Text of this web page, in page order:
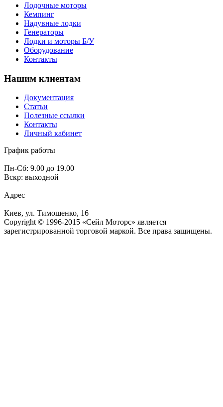
Лодочные моторы
Кемпинг
Надувные лодки
Генераторы
Лодки и моторы Б/У
Оборудование
Контакты
Нашим клиентам
Документация
Статьи
Полезные ссылки
Контакты
Личный кабинет
График работы
Пн-Сб: 9.00 до 19.00
Вскр: выходной
Адрес
Киев, ул. Тимошенко, 16
Copyright © 1996-2015 «Сейл Моторс» является
зарегистрированной торговой маркой. Все права защищены.